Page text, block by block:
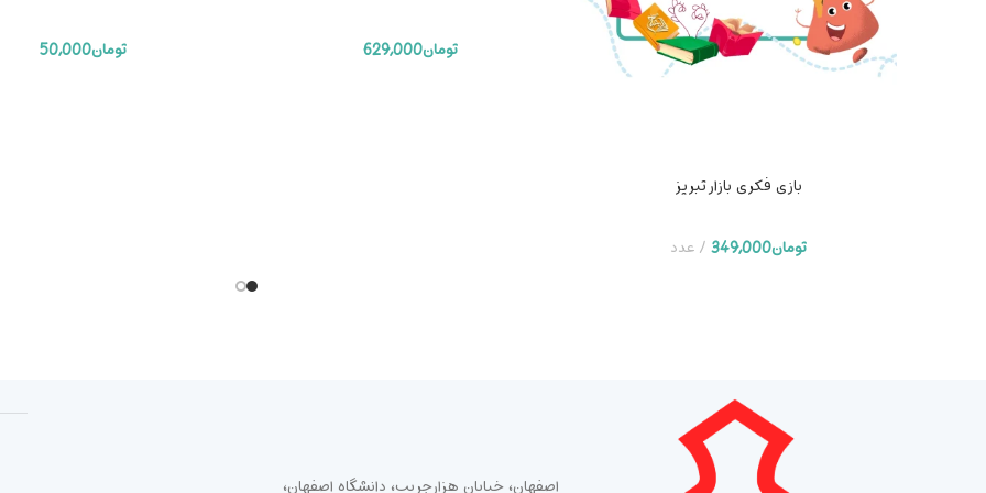
بازی فکری بازار تبریز
تومان349,000 عدد
تومان629,000 تومان50,000
اصفهان، خیابان هزارجریب، دانشگاه اصفهان،